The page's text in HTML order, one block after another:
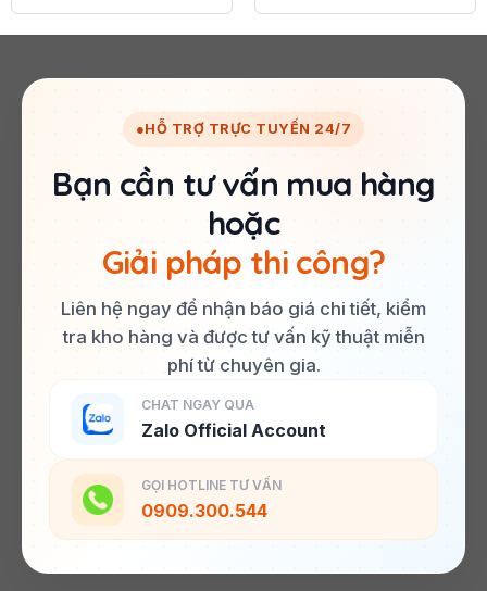
●HỖ TRỢ TRỰC TUYẾN 24/7
Bạn cần tư vấn mua hàng
hoặc
Giải pháp thi công?
Liên hệ ngay để nhận báo giá chi tiết, kiểm
tra kho hàng và được tư vấn kỹ thuật miễn
phí từ chuyên gia.
CHAT NGAY QUA
Zalo Official Account
GỌI HOTLINE TƯ VẤN
0909.300.544